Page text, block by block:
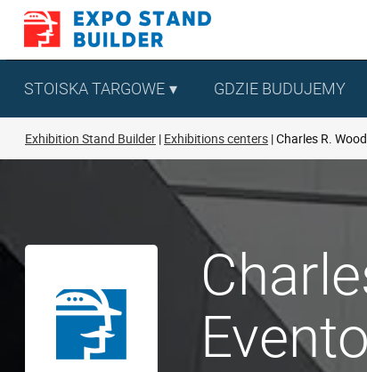
Skip
content
STOISKA TARGOWE GDZIE BUDUJEMY
Exhibition Stand Builder Exhibitions centers Charles R.